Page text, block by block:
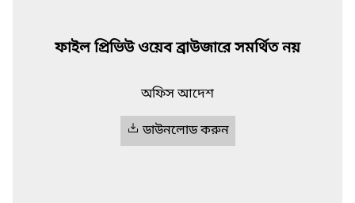
ফাইল প্রিভিউ ওয়েব ব্রাউজারে সমর্থিত নয়
অফিস আদেশ
ডাউনলোড করুন